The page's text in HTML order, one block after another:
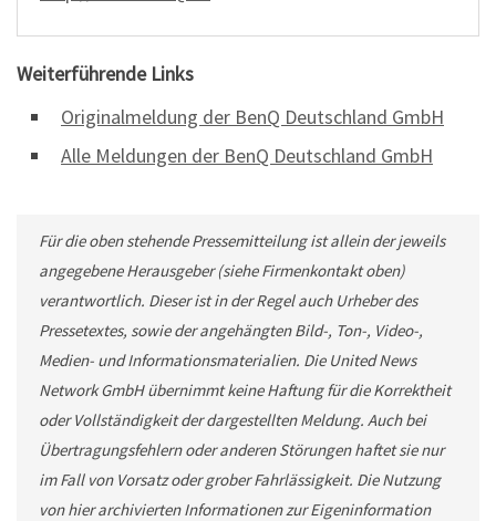
Weiterführende Links
Originalmeldung der BenQ Deutschland GmbH
Alle Meldungen der BenQ Deutschland GmbH
Für die oben stehende Pressemitteilung ist allein der jeweils
angegebene Herausgeber (siehe Firmenkontakt oben)
verantwortlich. Dieser ist in der Regel auch Urheber des
Pressetextes, sowie der angehängten Bild-, Ton-, Video-,
Medien- und Informationsmaterialien. Die United News
Network GmbH übernimmt keine Haftung für die Korrektheit
oder Vollständigkeit der dargestellten Meldung. Auch bei
Übertragungsfehlern oder anderen Störungen haftet sie nur
im Fall von Vorsatz oder grober Fahrlässigkeit. Die Nutzung
von hier archivierten Informationen zur Eigeninformation